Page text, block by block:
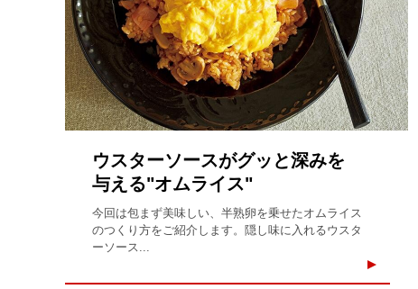
ウスターソースがグッと深みを
与える"オムライス"
今回は包まず美味しい、半熟卵を乗せたオムライス
のつくり方をご紹介します。隠し味に入れるウスタ
ーソース...